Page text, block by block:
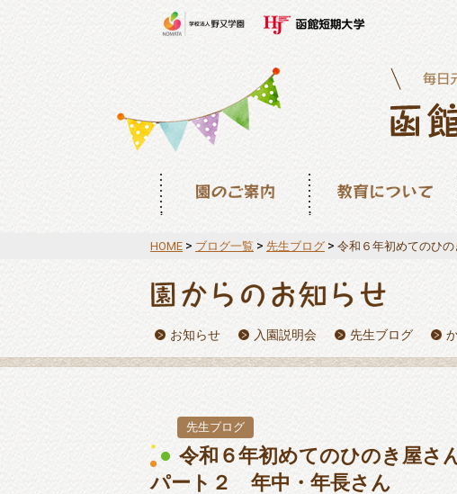
HOME > ブログ一覧 > 先生ブログ > 令和６年初めてのひ
お知らせ 入園説明会 先生ブログ
先生ブログ
令和６年初めてのひのき屋
パート２ 年中・年長さん